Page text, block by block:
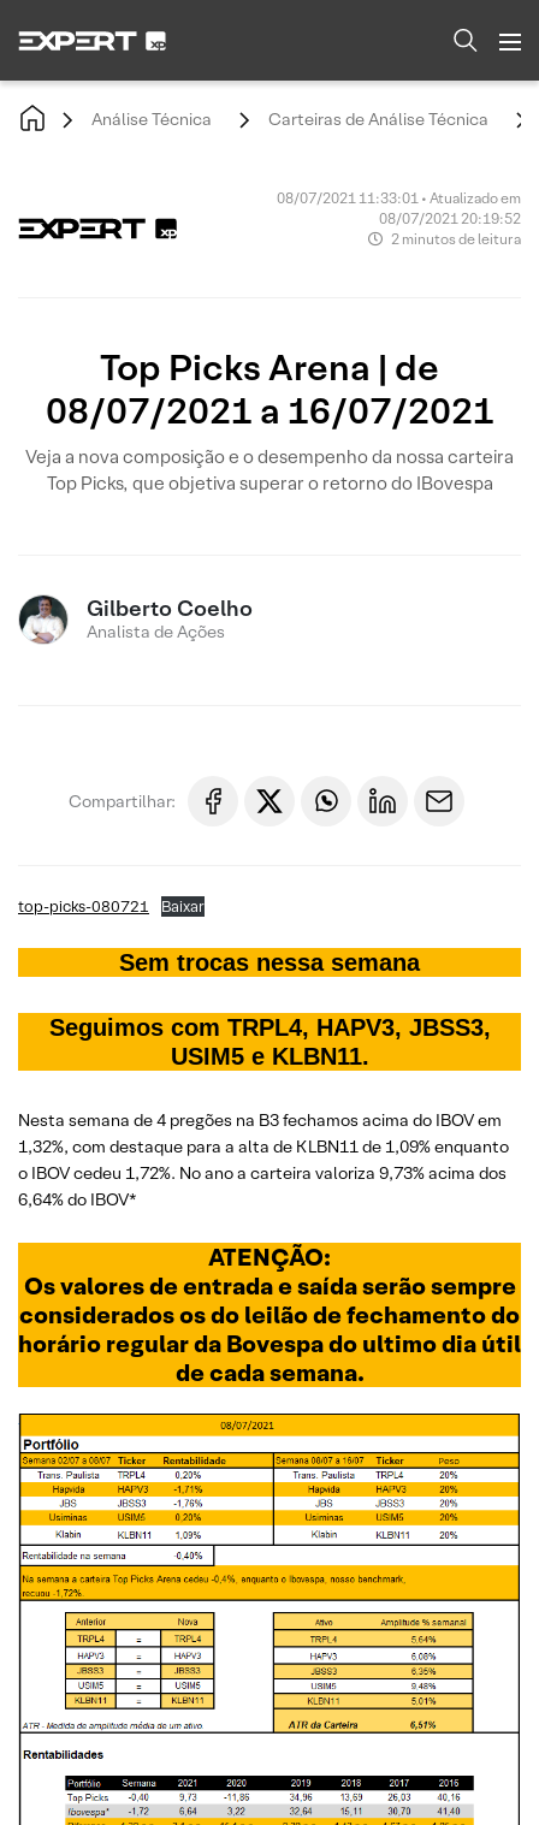
Análise Técnica Carteiras de Análise Técnica
08/07/2021 11:33:01 • Atualizado em
08/07/2021 20:19:52
2 minutos de leitura
Top Picks Arena | de
08/07/2021 a 16/07/2021
Veja a nova composição e o desempenho da nossa carteira
Top Picks, que objetiva superar o retorno do IBovespa
Gilberto Coelho
Analista de Ações
Compartilhar:
top-picks-080721 Baixar
Sem trocas nessa semana
Seguimos com TRPL4, HAPV3, JBSS3,
USIM5 e KLBN11.
Nesta semana de 4 pregões na B3 fechamos acima do IBOV em
1,32%, com destaque para a alta de KLBN11 de 1,09% enquanto
o IBOV cedeu 1,72%. No ano a carteira valoriza 9,73% acima dos
6,64% do IBOV*
ATENÇÃO:
Os valores de entrada e saída serão sempre
considerados os do leilão de fechamento do
horário regular da Bovespa do ultimo dia útil
de cada semana.